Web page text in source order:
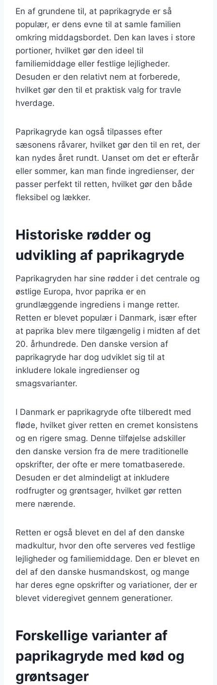
En af grundene til, at paprikagryde er så
populær, er dens evne til at samle familien
omkring middagsbordet. Den kan laves i store
portioner, hvilket gør den ideel til
familiemiddage eller festlige lejligheder.
Desuden er den relativt nem at forberede,
hvilket gør den til et praktisk valg for travle
hverdage.
Paprikagryde kan også tilpasses efter
sæsonens råvarer, hvilket gør den til en ret, der
kan nydes året rundt. Uanset om det er efterår
eller sommer, kan man finde ingredienser, der
passer perfekt til retten, hvilket gør den både
fleksibel og lækker.
Historiske rødder og
udvikling af paprikagryde
Paprikagryden har sine rødder i det centrale og
østlige Europa, hvor paprika er en
grundlæggende ingrediens i mange retter.
Retten er blevet populær i Danmark, især efter
at paprika blev mere tilgængelig i midten af det
20. århundrede. Den danske version af
paprikagryde har dog udviklet sig til at
inkludere lokale ingredienser og
smagsvarianter.
I Danmark er paprikagryde ofte tilberedt med
fløde, hvilket giver retten en cremet konsistens
og en rigere smag. Denne tilføjelse adskiller
den danske version fra de mere traditionelle
opskrifter, der ofte er mere tomatbaserede.
Desuden er det almindeligt at inkludere
rodfrugter og grøntsager, hvilket gør retten
mere nærende.
Retten er også blevet en del af den danske
madkultur, hvor den ofte serveres ved festlige
lejligheder og familiemiddage. Den er blevet en
del af den danske husmandskost, og mange
har deres egne opskrifter og variationer, der er
blevet videregivet gennem generationer.
Forskellige varianter af
paprikagryde med kød og
grøntsager